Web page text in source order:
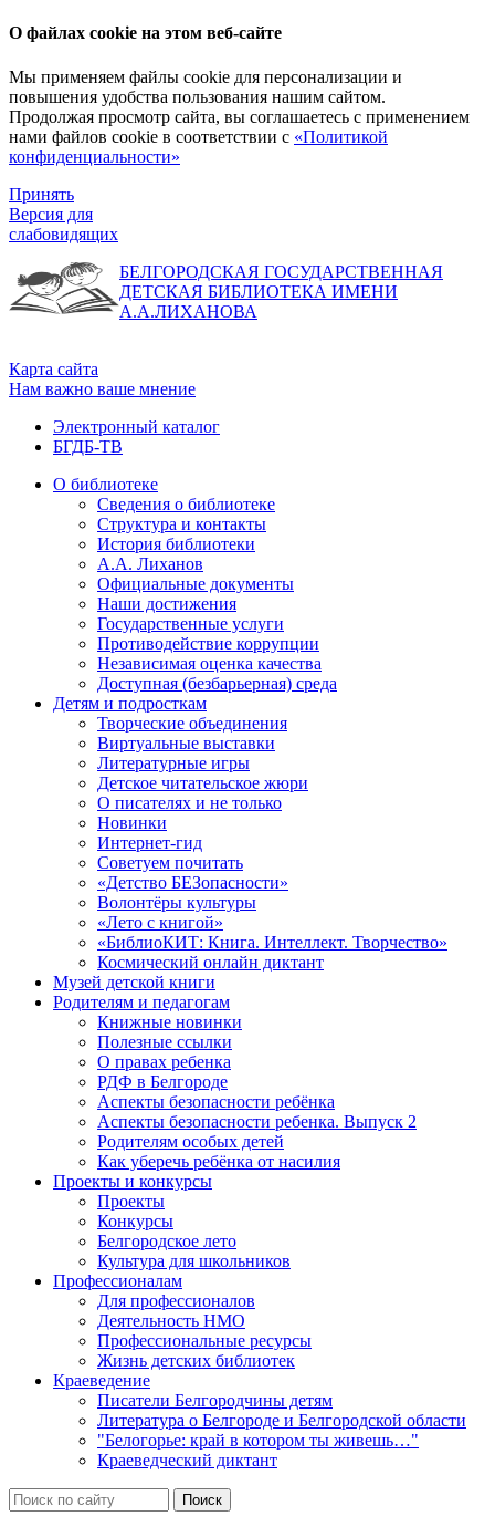
О файлах cookie на этом веб-сайте
Мы применяем файлы cookie для персонализации и
повышения удобства пользования нашим сайтом.
Продолжая просмотр сайта, вы соглашаетесь с применением
нами файлов cookie в соответствии с «Политикой
конфиденциальности»
Принять
Версия для
слабовидящих
БЕЛГОРОДСКАЯ ГОСУДАРСТВЕННАЯ
ДЕТСКАЯ БИБЛИОТЕКА ИМЕНИ
А.А.ЛИХАНОВА
Карта сайта
Нам важно ваше мнение
Электронный каталог
БГДБ-ТВ
О библиотеке
Сведения о библиотеке
Структура и контакты
История библиотеки
А.А. Лиханов
Официальные документы
Наши достижения
Государственные услуги
Противодействие коррупции
Независимая оценка качества
Доступная (безбарьерная) среда
Детям и подросткам
Творческие объединения
Виртуальные выставки
Литературные игры
Детское читательское жюри
О писателях и не только
Новинки
Интернет-гид
Советуем почитать
«Детство БЕЗопасности»
Волонтёры культуры
«Лето с книгой»
«БиблиоКИТ: Книга. Интеллект. Творчество»
Космический онлайн диктант
Музей детской книги
Родителям и педагогам
Книжные новинки
Полезные ссылки
О правах ребенка
РДФ в Белгороде
Аспекты безопасности ребёнка
Аспекты безопасности ребенка. Выпуск 2
Родителям особых детей
Как уберечь ребёнка от насилия
Проекты и конкурсы
Проекты
Конкурсы
Белгородское лето
Культура для школьников
Профессионалам
Для профессионалов
Деятельность НМО
Профессиональные ресурсы
Жизнь детских библиотек
Краеведение
Писатели Белгородчины детям
Литература о Белгороде и Белгородской области
"Белогорье: край в котором ты живешь…"
Краеведческий диктант